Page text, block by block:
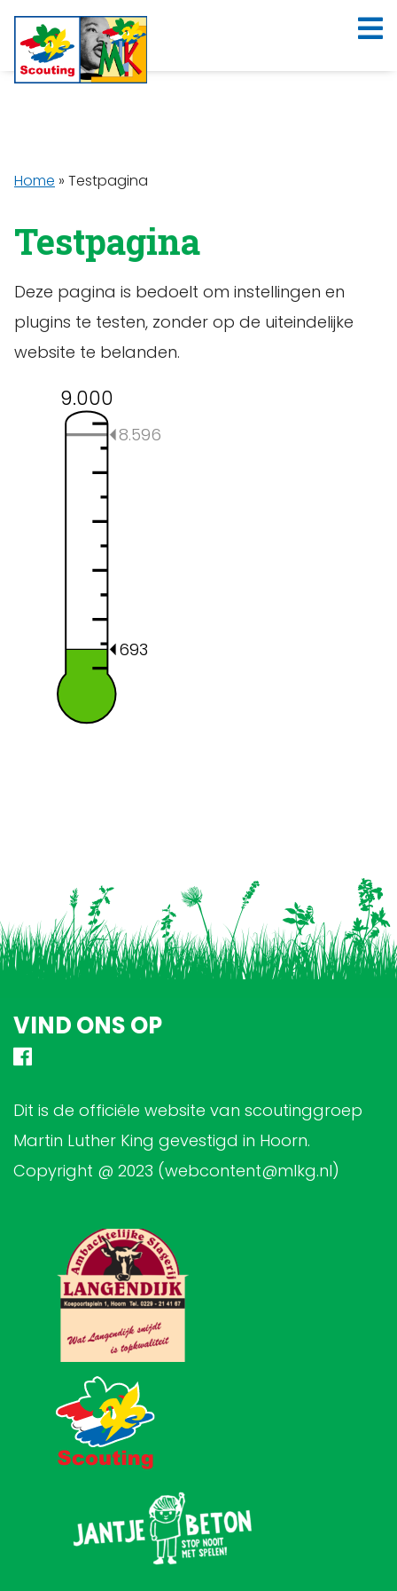
Home » Testpagina
Testpagina
Deze pagina is bedoelt om instellingen en
plugins te testen, zonder op de uiteindelijke
website te belanden.
9.000
693
8.596
VIND ONS OP
Dit is de officiële website van scoutinggroep
Martin Luther King gevestigd in Hoorn.
Copyright @ 2023 (webcontent@mlkg.nl)